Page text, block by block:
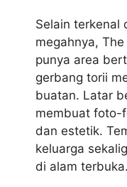
Selain terkenal
megahnya,
punya area
gerbang torii
buatan. Latar
membuat foto-
dan estetik.
keluarga
di alam terbuka.